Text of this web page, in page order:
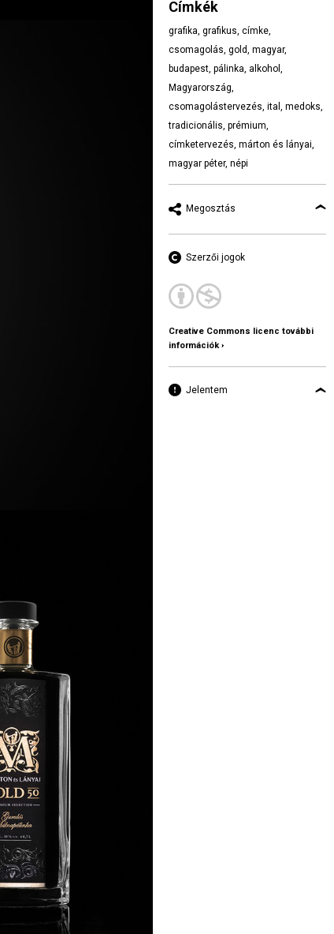
Címkék
grafika, grafikus, címke,
csomagolás, gold, magyar,
budapest, pálinka, alkohol ,
Magyarország,
csomagolástervezés, ital , medoks,
tradicionális, prémium,
címketervezés, márton és lányai,
magyar péter, népi
Megosztás
Szerzői jogok
Creative Commons licenc további
információk ›
Jelentem